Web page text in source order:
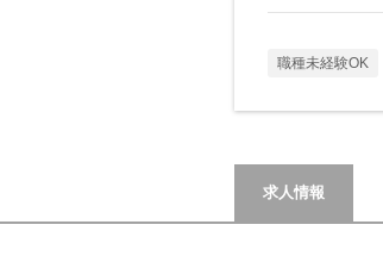
職種未経験OK
求人情報